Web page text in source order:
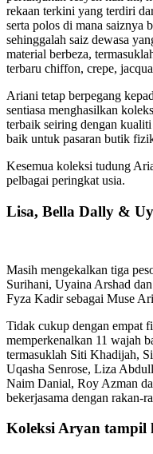
rekaan terkini yang terdiri
serta polos di mana saiznya
sehinggalah saiz dewasa
material berbeza,
terbaru chiffon, crepe,
Ariani tetap berpegang
sentiasa menghasilkan
terbaik seiring dengan
baik untuk pasaran butik
Kesemua koleksi tudung
pelbagai peringkat usia.
Lisa, Bella Dally &
Masih mengekalkan tiga
Surihani, Uyaina Arshad
Fyza Kadir sebagai Muse
Tidak cukup dengan empat
memperkenalkan 11 wajah
termasuklah Siti Khadijah,
Uqasha Senrose, Liza
Naim Danial, Roy Azman
bekerjasama dengan rakan-
Koleksi Aryan tampil